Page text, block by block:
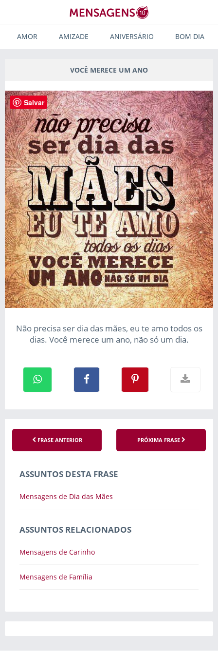
AMOR AMIZADE ANIVERSÁRIO BOM DIA
VOCÊ MERECE UM ANO
Não precisa ser dia das mães, eu te amo todos os
dias. Você merece um ano, não só um dia.
FRASE ANTERIOR PRÓXIMA FRASE
ASSUNTOS DESTA FRASE
Mensagens de Dia das Mães
ASSUNTOS RELACIONADOS
Mensagens de Carinho
Mensagens de Família
Salvar